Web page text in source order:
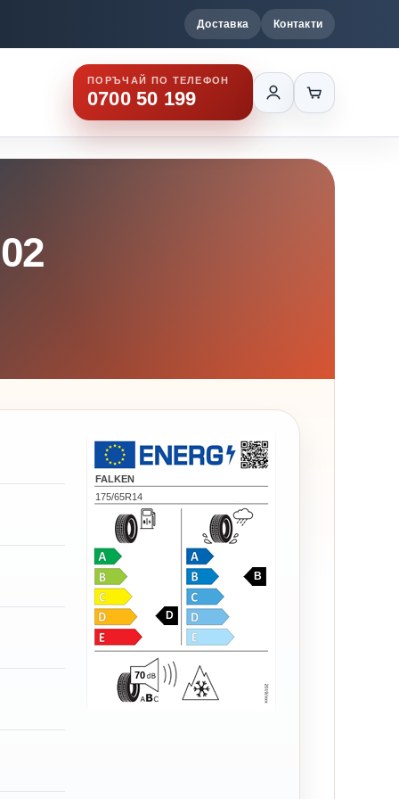
Доставка Контакти
ПОРЪЧАЙ ПО ТЕЛЕФОН
0700 50 199
FALKEN
175/65R14
D
B
70